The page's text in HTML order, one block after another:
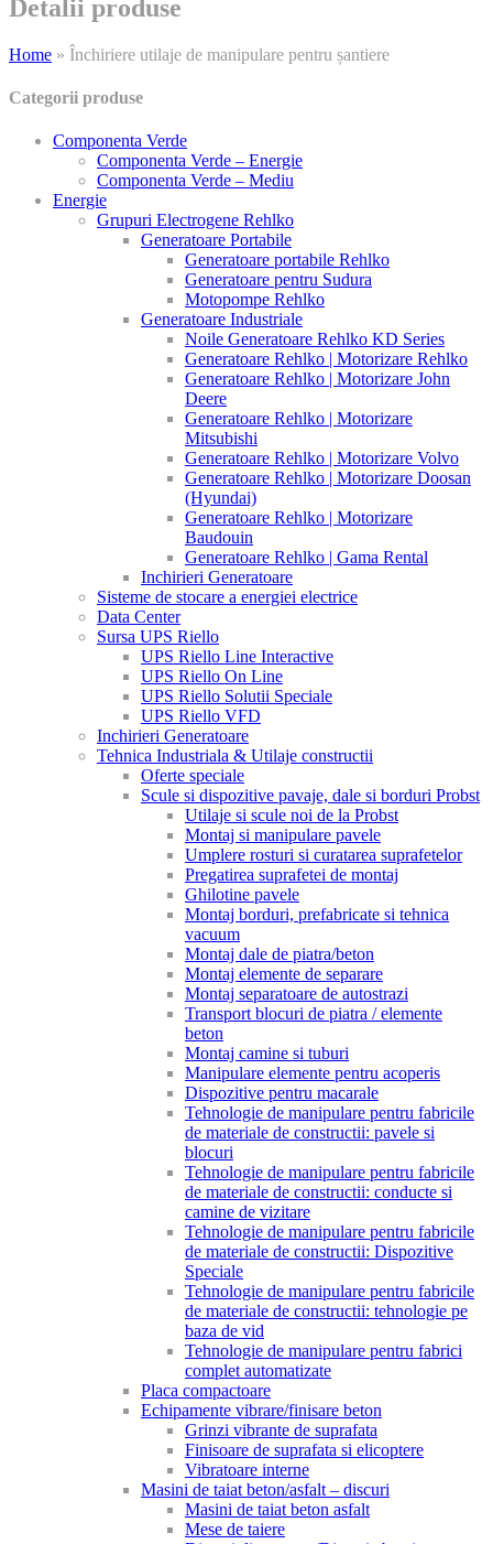
Detalii produse
Home » Închiriere utilaje de manipulare pentru șantiere
Categorii produse
Componenta Verde
Componenta Verde – Energie
Componenta Verde – Mediu
Energie
Grupuri Electrogene Rehlko
Generatoare Portabile
Generatoare portabile Rehlko
Generatoare pentru Sudura
Motopompe Rehlko
Generatoare Industriale
Noile Generatoare Rehlko KD Series
Generatoare Rehlko | Motorizare Rehlko
Generatoare Rehlko | Motorizare John
Deere
Generatoare Rehlko | Motorizare
Mitsubishi
Generatoare Rehlko | Motorizare Volvo
Generatoare Rehlko | Motorizare Doosan
(Hyundai)
Generatoare Rehlko | Motorizare
Baudouin
Generatoare Rehlko | Gama Rental
Inchirieri Generatoare
Sisteme de stocare a energiei electrice
Data Center
Sursa UPS Riello
UPS Riello Line Interactive
UPS Riello On Line
UPS Riello Solutii Speciale
UPS Riello VFD
Inchirieri Generatoare
Tehnica Industriala & Utilaje constructii
Oferte speciale
Scule si dispozitive pavaje, dale si borduri Probst
Utilaje si scule noi de la Probst
Montaj si manipulare pavele
Umplere rosturi si curatarea suprafetelor
Pregatirea suprafetei de montaj
Ghilotine pavele
Montaj borduri, prefabricate si tehnica
vacuum
Montaj dale de piatra/beton
Montaj elemente de separare
Montaj separatoare de autostrazi
Transport blocuri de piatra / elemente
beton
Montaj camine si tuburi
Manipulare elemente pentru acoperis
Dispozitive pentru macarale
Tehnologie de manipulare pentru fabricile
de materiale de constructii: pavele si
blocuri
Tehnologie de manipulare pentru fabricile
de materiale de constructii: conducte si
camine de vizitare
Tehnologie de manipulare pentru fabricile
de materiale de constructii: Dispozitive
Speciale
Tehnologie de manipulare pentru fabricile
de materiale de constructii: tehnologie pe
baza de vid
Tehnologie de manipulare pentru fabrici
complet automatizate
Placa compactoare
Echipamente vibrare/finisare beton
Grinzi vibrante de suprafata
Finisoare de suprafata si elicoptere
Vibratoare interne
Masini de taiat beton/asfalt – discuri
Masini de taiat beton asfalt
Mese de taiere